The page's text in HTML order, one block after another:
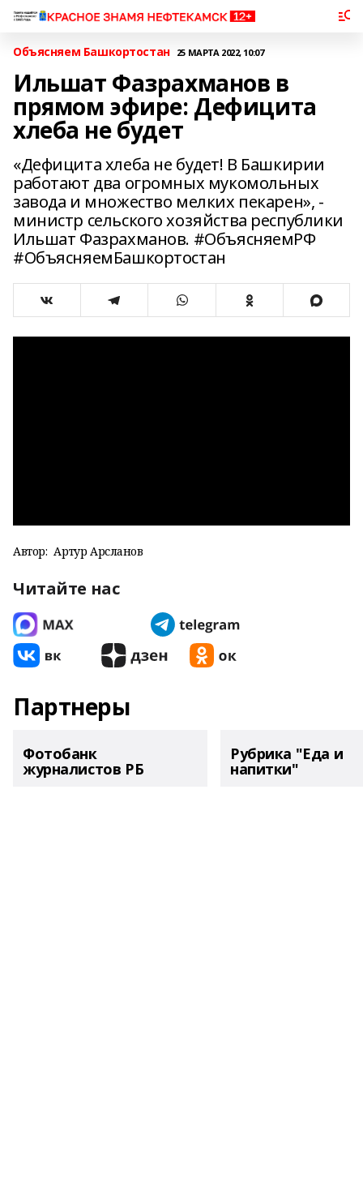
Объясняем Башкортостан 25 МАРТА 2022, 10:07
Ильшат Фазрахманов в
прямом эфире: Дефицита
хлеба не будет
«Дефицита хлеба не будет! В Башкирии
работают два огромных мукомольных
завода и множество мелких пекарен», -
министр сельского хозяйства республики
Ильшат Фазрахманов. #ОбъясняемРФ
#ОбъясняемБашкортостан
Автор: Артур Арсланов
Читайте нас
Партнеры
Фотобанк
журналистов РБ
Рубрика "Еда и
напитки"